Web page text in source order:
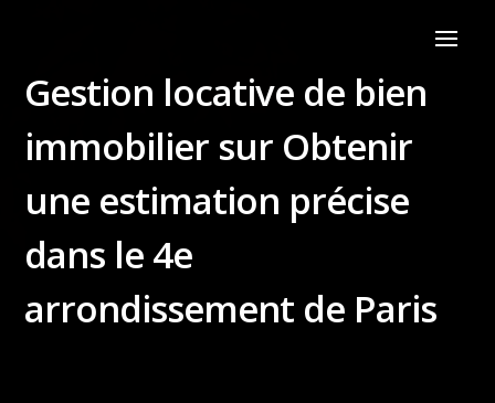
Gestion locative de bien
immobilier sur Obtenir
une estimation précise
dans le 4e
arrondissement de Paris